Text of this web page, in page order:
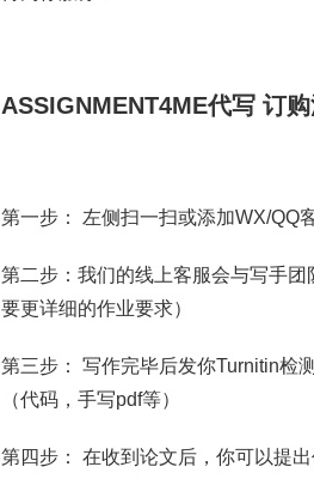
ASSIGNMENT4ME代写 订购
第一步： 左侧扫一扫或添加WX/QQ
第二步：我们的线上客服会与写手
要更详细的作业要求）
第三步： 写作完毕后发你Turnitin检
（代码，手写pdf等）
第四步： 在收到论文后，你可以提